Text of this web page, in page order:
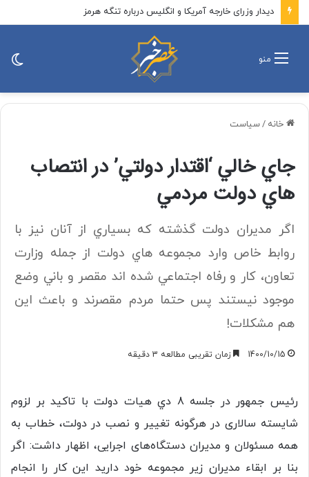
دیدار وزرای خارجه آمریکا و انگلیس درباره تنگه هرمز
منو
خانه /سیاست
جاي خالي ‘اقتدار دولتي’ در انتصاب
هاي دولت مردمي
اگر مديران دولت گذشته كه بسياري از آنان نيز با
روابط خاص وارد مجموعه هاي دولت از جمله وزارت
تعاون، كار و رفاه اجتماعي شده اند مقصر و باني وضع
موجود نيستند پس حتما مردم مقصرند و باعث اين
هم مشكلات!
1400/10/15 زمان تقریبی مطالعه 3 دقیقه
رئيس جمهور در جلسه 8 دي هيات دولت با تاکید بر لزوم
شایسته سالاری در هرگونه تغییر و نصب در دولت، خطاب به
همه مسئولان و مدیران دستگاه‌های اجرایی، اظهار داشت: اگر
بنا بر ابقاء مدیران زیر مجموعه خود دارید این کار را انجام